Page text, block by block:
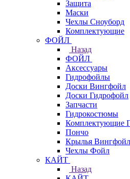
Защита
Маски
Чехлы Сноуборд
Комплектующие
ФОЙЛ
Назад
ФОЙЛ
Аксессуары
Гидрофойлы
Доски Вингфойл
Доски Гидрофойл
Запчасти
Гидрокостюмы
Комплектующие
Пончо
Крылья Вингфойл
Чехлы Фойл
КАЙТ
Назад